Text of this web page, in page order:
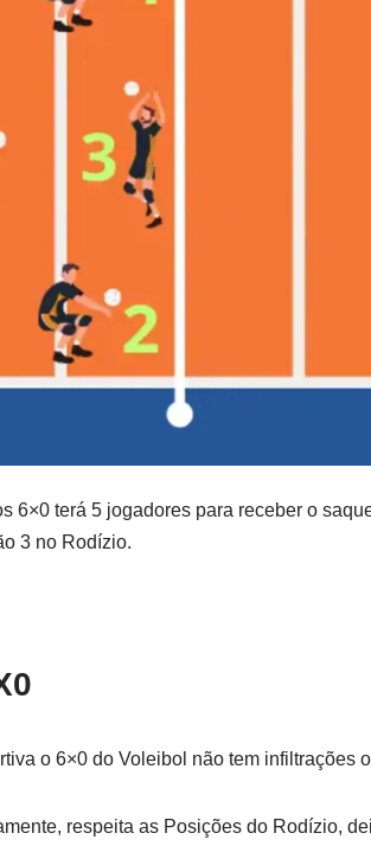
6×0 terá 5 jogadores para receber o
3 no Rodízio.
o 6×0 do Voleibol não tem infiltrações
respeita as Posições do Rodízio,